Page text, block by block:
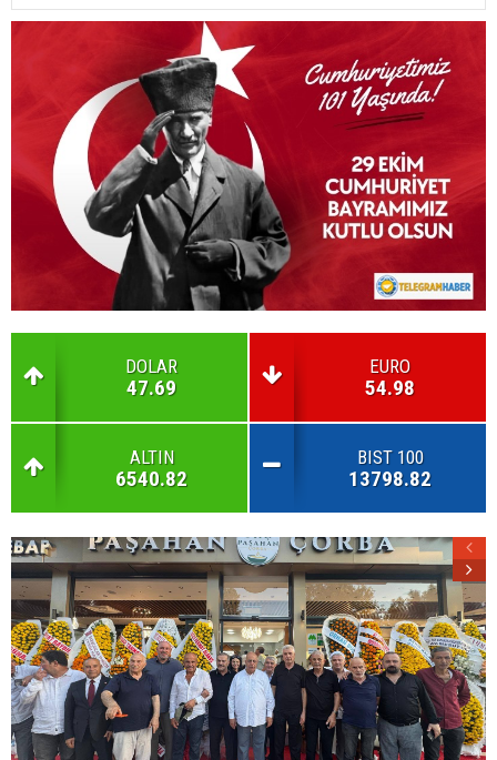
DOLAR
47.69
EURO
54.98
ALTIN
6540.82
BIST 100
13798.82